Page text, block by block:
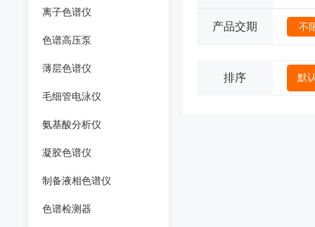
离子色谱仪
色谱高压泵
薄层色谱仪
毛细管电泳仪
氨基酸分析仪
凝胶色谱仪
制备液相色谱仪
色谱检测器
产品交期 不
排序 默